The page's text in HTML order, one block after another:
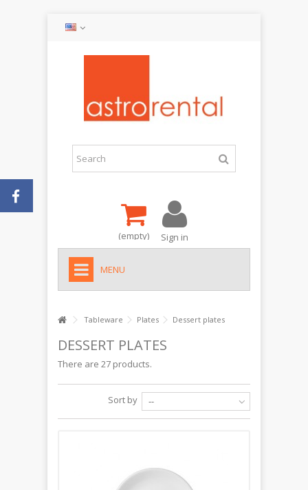
(empty) Sign in
MENU
Tableware Plates Dessert plates
DESSERT PLATES
There are 27 products.
Sort by --